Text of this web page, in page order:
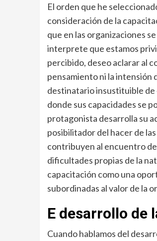
El orden que he
consideración de la
que en las organizaciones
interprete que estamos
percibido, deseo aclarar al
pensamiento ni la intensión
destinatario insustituible
donde sus capacidades se
protagonista desarrolla su
posibilitador del hacer de
contribuyen al encuentro de
dificultades propias de la
capacitación como una
subordinadas al valor de la
E desarrollo de
Cuando hablamos del